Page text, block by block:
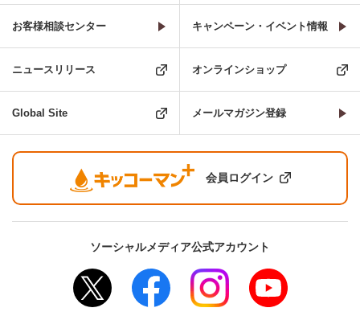
お客様相談センター キャンペーン・イベント情報
ニュースリリース オンラインショップ
Global Site メールマガジン登録
会員ログイン
ソーシャルメディア公式アカウント